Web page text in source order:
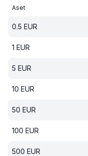
Aset
0.5 EUR
1 EUR
5 EUR
10 EUR
50 EUR
100 EUR
500 EUR